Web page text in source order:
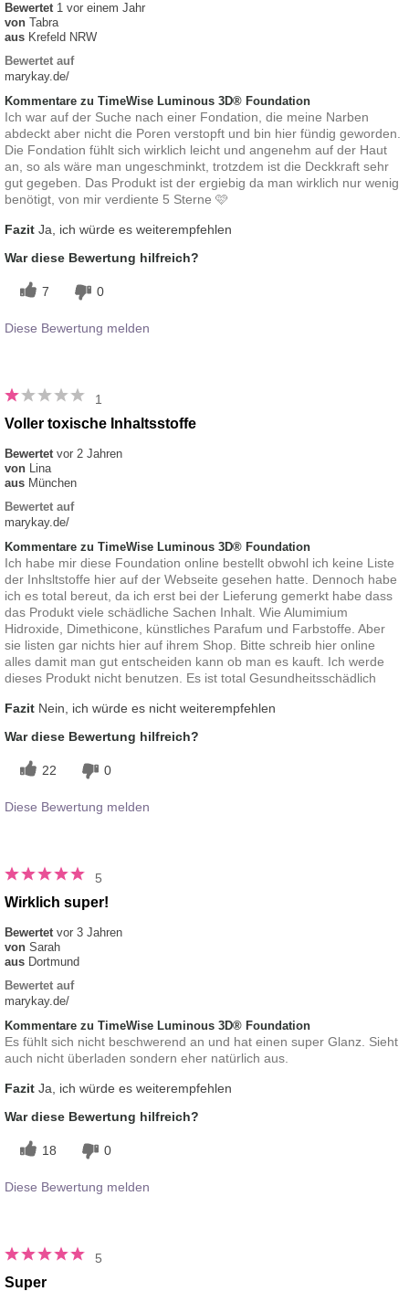
Bewertet 1 vor einem Jahr
von Tabra
aus Krefeld NRW
Bewertet auf
marykay.de/
Kommentare zu TimeWise Luminous 3D® Foundation
Ich war auf der Suche nach einer Fondation, die meine Narben
abdeckt aber nicht die Poren verstopft und bin hier fündig geworden.
Die Fondation fühlt sich wirklich leicht und angenehm auf der Haut
an, so als wäre man ungeschminkt, trotzdem ist die Deckkraft sehr
gut gegeben. Das Produkt ist der ergiebig da man wirklich nur wenig
benötigt, von mir verdiente 5 Sterne 🩷
Fazit Ja, ich würde es weiterempfehlen
War diese Bewertung hilfreich?
7 0
Diese Bewertung melden
1
Voller toxische Inhaltsstoffe
Bewertet vor 2 Jahren
von Lina
aus München
Bewertet auf
marykay.de/
Kommentare zu TimeWise Luminous 3D® Foundation
Ich habe mir diese Foundation online bestellt obwohl ich keine Liste
der Inhsltstoffe hier auf der Webseite gesehen hatte. Dennoch habe
ich es total bereut, da ich erst bei der Lieferung gemerkt habe dass
das Produkt viele schädliche Sachen Inhalt. Wie Alumimium
Hidroxide, Dimethicone, künstliches Parafum und Farbstoffe. Aber
sie listen gar nichts hier auf ihrem Shop. Bitte schreib hier online
alles damit man gut entscheiden kann ob man es kauft. Ich werde
dieses Produkt nicht benutzen. Es ist total Gesundheitsschädlich
Fazit Nein, ich würde es nicht weiterempfehlen
War diese Bewertung hilfreich?
22 0
Diese Bewertung melden
5
Wirklich super!
Bewertet vor 3 Jahren
von Sarah
aus Dortmund
Bewertet auf
marykay.de/
Kommentare zu TimeWise Luminous 3D® Foundation
Es fühlt sich nicht beschwerend an und hat einen super Glanz. Sieht
auch nicht überladen sondern eher natürlich aus.
Fazit Ja, ich würde es weiterempfehlen
War diese Bewertung hilfreich?
18 0
Diese Bewertung melden
5
Super